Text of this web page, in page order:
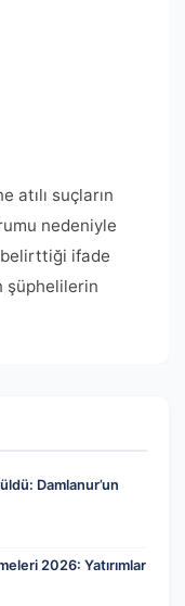
atılı suçların
nedeniyle
belirttiği ifade
şüphelilerin
Damlanur’un
2026: Yatırımlar